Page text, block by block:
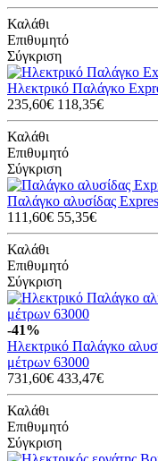
Καλάθι
Επιθυμητό
Σύγκριση
Ηλεκτρικό Παλάγκο
235,60€ 118,35€
Καλάθι
Επιθυμητό
Σύγκριση
Παλάγκο αλυσίδας
111,60€ 55,35€
Καλάθι
Επιθυμητό
Σύγκριση
-41%
Ηλεκτρικό Παλάγκο
μέτρων 63000
731,60€ 433,47€
Καλάθι
Επιθυμητό
Σύγκριση